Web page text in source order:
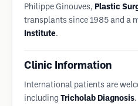
Philippe Ginouves, Plastic
transplants since 1985 and a
Institute.
Clinic Information
International patients are
including Tricholab Diagnosis.